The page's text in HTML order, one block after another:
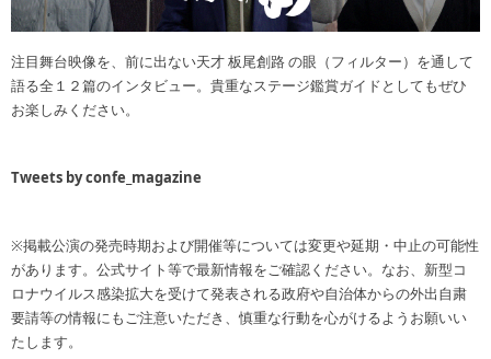
注目舞台映像を、前に出ない天才 板尾創路 の眼（フィルター）を通して
語る全１２篇のインタビュー。貴重なステージ鑑賞ガイドとしてもぜひ
お楽しみください。
Tweets by confe_magazine
※掲載公演の発売時期および開催等については変更や延期・中止の可能性
があります。公式サイト等で最新情報をご確認ください。なお、新型コ
ロナウイルス感染拡大を受けて発表される政府や自治体からの外出自粛
要請等の情報にもご注意いただき、慎重な行動を心がけるようお願いい
たします。